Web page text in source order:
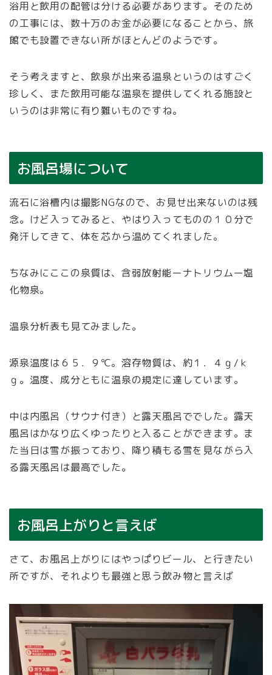
浴用と飲用の配管は分ける必要があります。そのため
の工事には、数十万のお金が必要になることから、旅
館でも設置できない所がほとんどのようです。
そう考えますと、飲泉が出来る温泉というのはすごく
珍しく、また飲用可能な温泉を提供してくれる施設と
いうのは非常に有り難いものですね。
お風呂場について
流石に浴槽内は撮影NGなので、お見せ出来ないのは残
念。けど入ってみると、やはり入ってものの１０分で
発汗してきて、体を芯から温めてくれました。
ちなみにここの泉質は、含弱放射能ーナトリウムー塩
化物泉。
温泉分析表も見てみました。
源泉温度は６５．９℃。溶存物質は、約１．４ｇ/ｋ
ｇ。温度、成分ともに温泉の規定に達しています。
中は内風呂（サウナ付き）と露天風呂ででした。露天
風呂はかなり広くゆったりと入ることができます。ま
た当日は雪が振っており、降り積もる雪を見ながら入
る露天風呂は最高でした。
お風呂上がりと言えば
さて、お風呂上がりにはやっぱりビール、と行きたい
所ですが、それよりも最強と思う飲み物と言えば